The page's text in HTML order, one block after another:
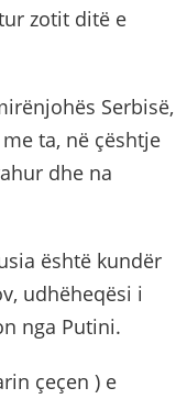
zotit ditë e
Serbisë,
ta, në çështje
dhe na
është kundër
udhëheqësi i
nga Putini.
çeçen ) e